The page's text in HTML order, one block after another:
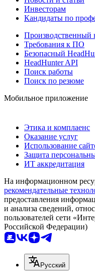
Инвесторам
Кандидаты по
Производственный
Требования к ПО
Безопасный
HeadHunter API
Поиск работы
Поиск по резюме
Мобильное приложение
Этика и комплаенс
Оказание услуг
Использование
Защита
ИТ аккредитация
На информационном
рекомендательные
предоставления
и анализа сведений,
пользователей сети
Российской Федерации)
Русский